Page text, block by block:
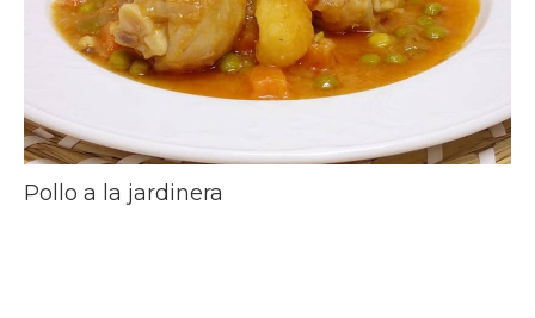
Pollo a la jardinera